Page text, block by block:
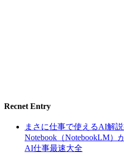
Recnet Entry
まさに仕事で使えるAI解
Notebook（NotebookLM）
AI仕事最速大全